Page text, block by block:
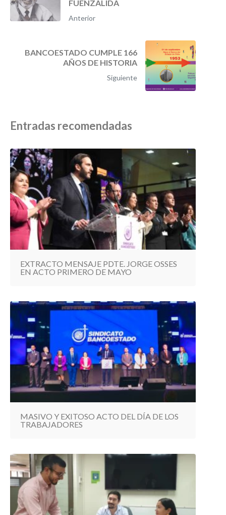
FUENZALIDA
Anterior
BANCOESTADO CUMPLE 166
AÑOS DE HISTORIA
Siguiente
Entradas recomendadas
EXTRACTO MENSAJE PDTE. JORGE OSSES
EN ACTO PRIMERO DE MAYO
MASIVO Y EXITOSO ACTO DEL DÍA DE LOS
TRABAJADORES